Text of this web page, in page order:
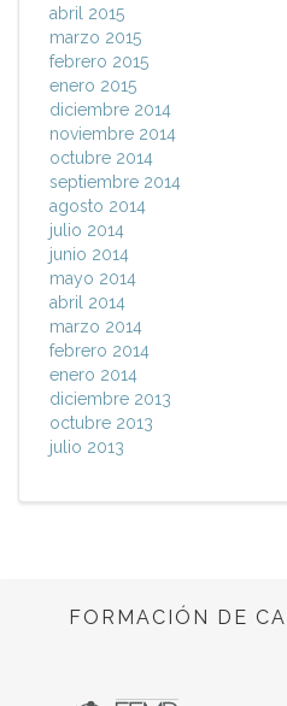
abril 2015
marzo 2015
febrero 2015
enero 2015
diciembre 2014
noviembre 2014
octubre 2014
septiembre 2014
agosto 2014
julio 2014
junio 2014
mayo 2014
abril 2014
marzo 2014
febrero 2014
enero 2014
diciembre 2013
octubre 2013
julio 2013
FORMACIÓN DE